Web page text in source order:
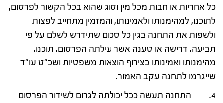
כל אחריות או חבות מכל מין וסוג שהוא בכל הקשור לפרסום,
לתוכנו, למהימנותו ולאמינותו, והמזמין מתחייב לפצות
ולשפות את התחנה בגין כל סכום שתידרש לשלם על פי
תביעה, דרישה או טענה אשר עילתה הפרסום, תוכנו,
מהימנותו ואמינותו בצירוף הוצאות משפטיות ושכ"ט עו"ד
שייגרמו לתחנה עקב האמור.
4. התחנה תעשה ככל יכולתה לגרום לשידור הפרסום